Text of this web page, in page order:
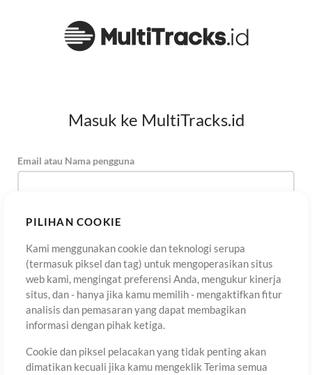
PILIHAN COOKIE
Kami menggunakan cookie dan teknologi serupa
(termasuk piksel dan tag) untuk mengoperasikan situs
web kami, mengingat preferensi Anda, mengukur kinerja
situs, dan - hanya jika kamu memilih - mengaktifkan fitur
analisis dan pemasaran yang dapat membagikan
informasi dengan pihak ketiga.
Cookie dan piksel pelacakan yang tidak penting akan
dimatikan kecuali jika kamu mengeklik Terima semua
Masuk ke MultiTracks.id
Email atau Nama pengguna
DaftarLupa Kata Sandi? Masuk
Tentang Ketentuan Penggunaan Kebijakan Privasi
©2006-2026 oleh MultiTracks.com LLC. Semua Hak Cipta Dilindungi
Undang-Undang.